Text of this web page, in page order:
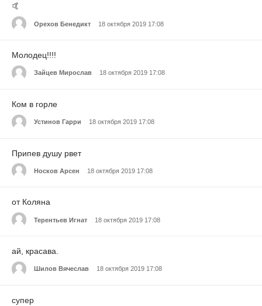
🤙
Орехов Бенедикт 18 октября 2019 17:08
Молодец!!!!
Зайцев Мирослав 18 октября 2019 17:08
Ком в горле
Устинов Гарри 18 октября 2019 17:08
Припев душу рвет
Носков Арсен 18 октября 2019 17:08
от Коляна
Терентьев Игнат 18 октября 2019 17:08
ай, красава.
Шилов Вячеслав 18 октября 2019 17:08
супер